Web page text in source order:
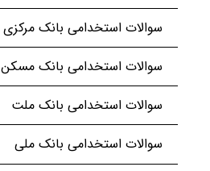
سوالات استخدامی بانک مرکزی
سوالات استخدامی بانک مسکن
سوالات استخدامی بانک ملت
سوالات استخدامی بانک ملی